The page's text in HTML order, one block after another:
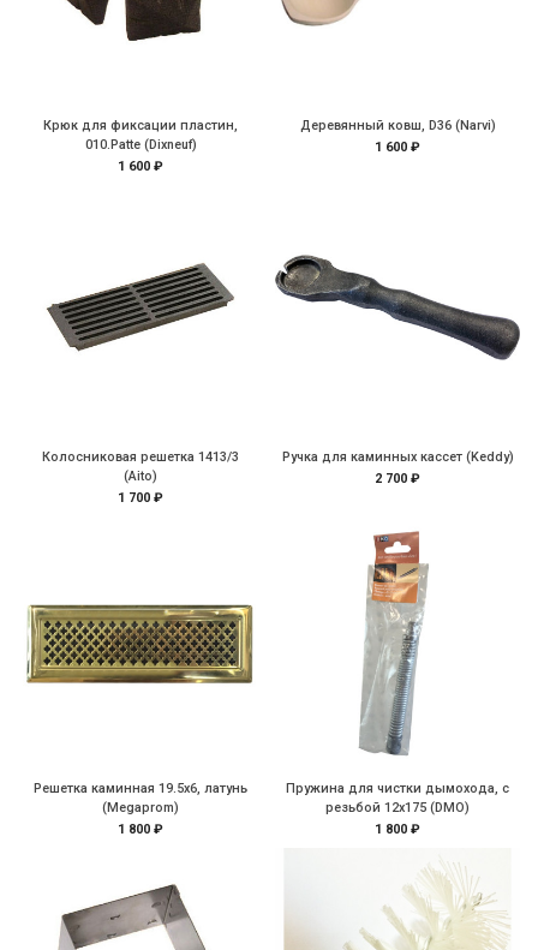
Крюк для фиксации пластин,
010.Patte (Dixneuf)
1 600 ₽
Деревянный ковш, D36 (Narvi)
1 600 ₽
Колосниковая решетка 1413/3
(Aito)
1 700 ₽
Ручка для каминных кассет (Keddy)
2 700 ₽
Решетка каминная 19.5х6, латунь
(Megaprom)
1 800 ₽
Пружина для чистки дымохода, с
резьбой 12х175 (DMO)
1 800 ₽